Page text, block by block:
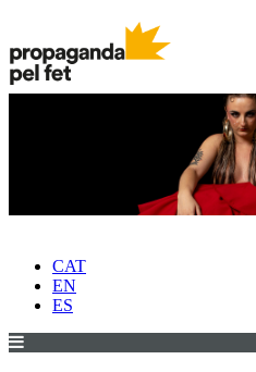
CAT
EN
ES